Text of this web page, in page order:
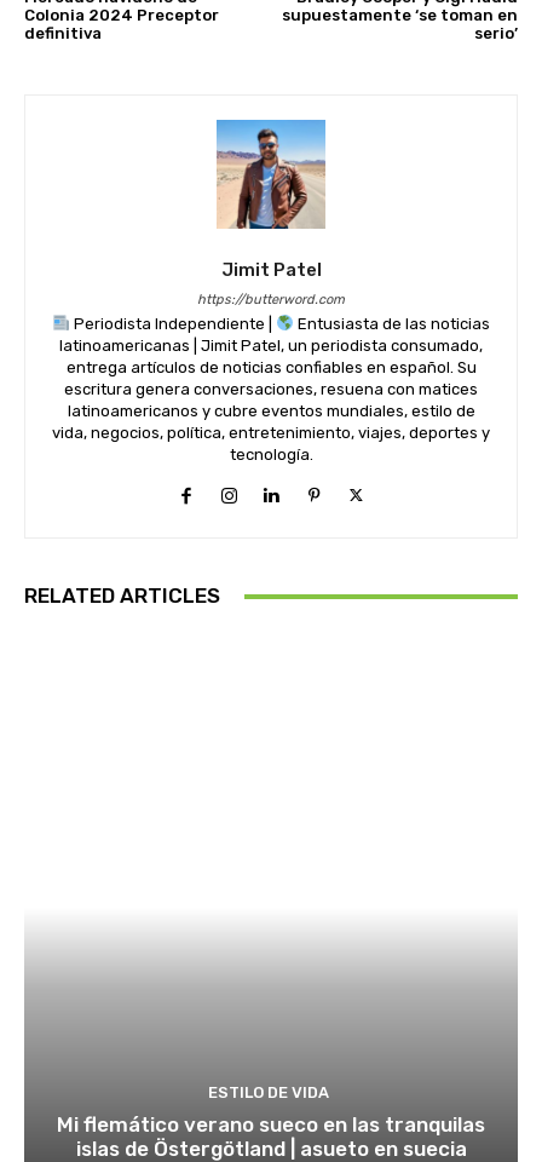
Colonia 2024 Preceptor
definitiva
supuestamente ‘se toman en
serio’
Jimit Patel
https://butterword.com
Periodista Independiente |
Entusiasta de las noticias
latinoamericanas | Jimit Patel, un periodista consumado,
entrega artículos de noticias confiables en español. Su
escritura genera conversaciones, resuena con matices
latinoamericanos y cubre eventos mundiales, estilo de
vida, negocios, política, entretenimiento, viajes, deportes y
tecnología.
RELATED ARTICLES
ESTILO DE VIDA
Mi flemático verano sueco en las tranquilas
islas de Östergötland | asueto en suecia